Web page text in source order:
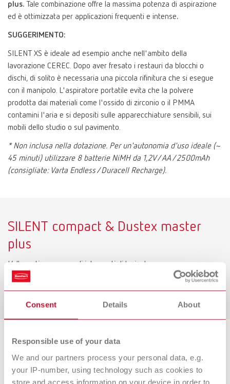
Consent Details About
Responsible use of your data
We and our partners process your personal data, e.g.
your IP-number, using technology such as cookies to
store and access information on your device in order to
plus. Tale combinazione offre la massima potenza di aspirazione
ed è ottimizzata per applicazioni frequenti e intense.
SUGGERIMENTO:
SILENT XS è ideale ad esempio anche nell'ambito della
lavorazione CEREC. Dopo aver fresato i restauri da blocchi o
dischi, di solito è necessaria una piccola rifinitura che si esegue
con il manipolo. L'aspiratore portatile evita che la polvere
prodotta dai materiali come l'ossido di zirconio o il PMMA
contamini l'aria e si depositi sulle apparecchiature sensibili, sui
mobili dello studio o sul pavimento.
* Non inclusa nella dotazione. Per un'autonomia d'uso ideale (~
45 minuti) utilizzare 8 batterie NiMH da 1,2V / AA / 2500mAh
(consigliate: Varta Endless / Duracell Recharge).
SILENT compact & Dustex master
plus
L’alternativa per grandi interventi di levigatura
Scopri di più!